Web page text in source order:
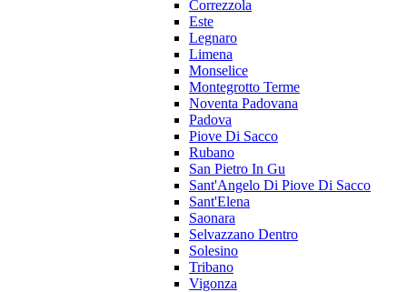
Correzzola
Este
Legnaro
Limena
Monselice
Montegrotto Terme
Noventa Padovana
Padova
Piove Di Sacco
Rubano
San Pietro In Gu
Sant'Angelo Di Piove Di Sacco
Sant'Elena
Saonara
Selvazzano Dentro
Solesino
Tribano
Vigonza